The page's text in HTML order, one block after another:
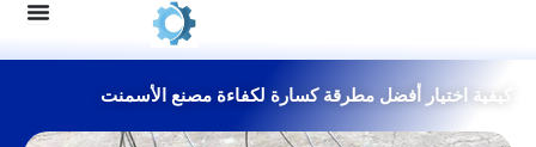
أفضل مطرقة كسارة لكفاءة مصنع الأسمنت